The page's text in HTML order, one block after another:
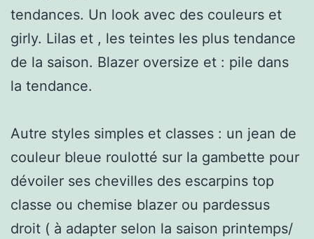
tendances. Un look avec des couleurs et
girly. Lilas et , les teintes les plus tendance
de la saison. Blazer oversize et : pile dans
la tendance.
Autre styles simples et classes : un jean de
couleur bleue roulotté sur la gambette pour
dévoiler ses chevilles des escarpins top
classe ou chemise blazer ou pardessus
droit ( à adapter selon la saison printemps/